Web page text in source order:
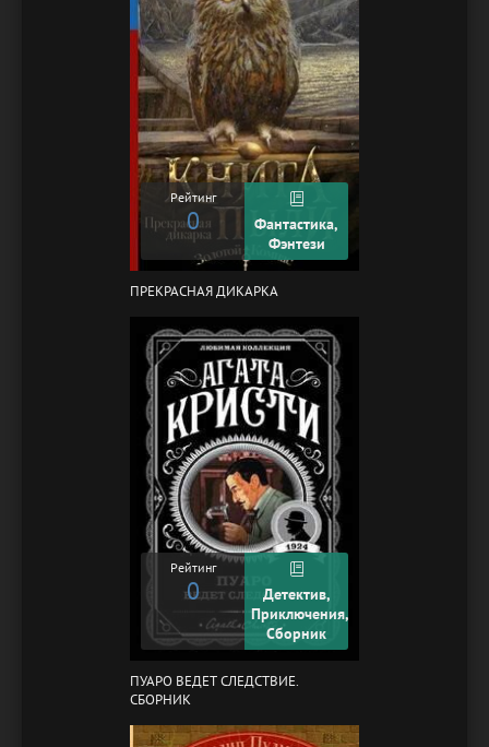
Рейтинг
0
Фантастика,
Фэнтези
ПРЕКРАСНАЯ ДИКАРКА
Рейтинг
0
Детектив,
Приключения,
Сборник
ПУАРО ВЕДЕТ СЛЕДСТВИЕ.
СБОРНИК